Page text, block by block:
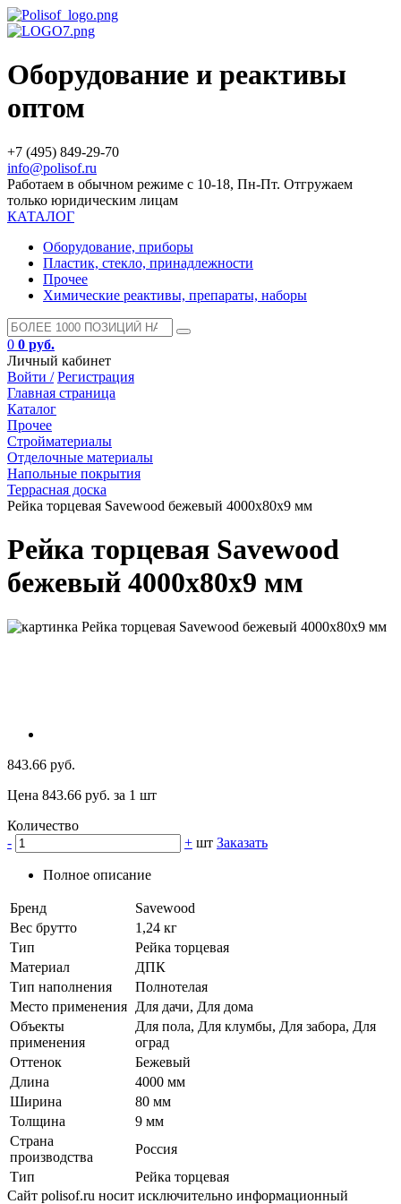
Оборудование и реактивы
оптом
+7 (495) 849-29-70
info@polisof.ru
Работаем в обычном режиме с 10-18, Пн-Пт. Отгружаем
только юридическим лицам
КАТАЛОГ
Оборудование, приборы
Пластик, стекло, принадлежности
Прочее
Химические реактивы, препараты, наборы
0 0 руб.
Личный кабинет
Войти / Регистрация
Главная страница
Каталог
Прочее
Стройматериалы
Отделочные материалы
Напольные покрытия
Террасная доска
Рейка торцевая Savewood бежевый 4000х80х9 мм
Рейка торцевая Savewood
бежевый 4000х80х9 мм
843.66 руб.
Цена 843.66 руб. за 1 шт
Количество
-
+ шт Заказать
Полное описание
Бренд
Savewood
Вес брутто
1,24 кг
Тип
Рейка торцевая
Материал
ДПК
Тип наполнения
Полнотелая
Место применения Для дачи, Для дома
Объекты
применения
Для пола, Для клумбы, Для забора, Для
оград
Оттенок
Бежевый
Длина
4000 мм
Ширина
80 мм
Толщина
9 мм
Страна
производства
Россия
Тип
Рейка торцевая
Сайт polisof.ru носит исключительно информационный